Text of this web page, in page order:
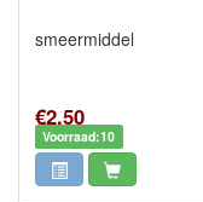
smeermiddel
€2,50
Voorraad:10